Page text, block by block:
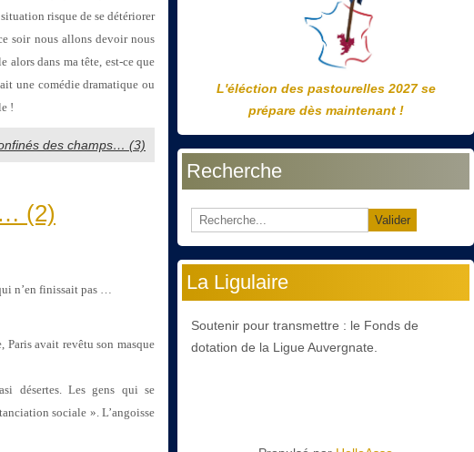
risque de se détériorer
soir nous allons devoir nous
alors dans ma tête, est-ce que
une comédie dramatique ou
!
des champs… (3)
(2)
n’en finissait pas …
avait revêtu son masque
désertes. Les gens qui se
sociale ». L’angoisse
L'éléction des pastourelles 2027 se
prépare dès maintenant !
Recherche
Valider
La Ligulaire
Soutenir pour transmettre : le Fonds de
dotation de la Ligue Auvergnate.